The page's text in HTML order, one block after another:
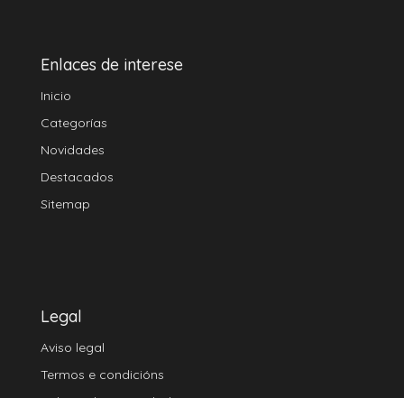
Enlaces de interese
Inicio
Categorías
Novidades
Destacados
Sitemap
Legal
Aviso legal
Termos e condicións